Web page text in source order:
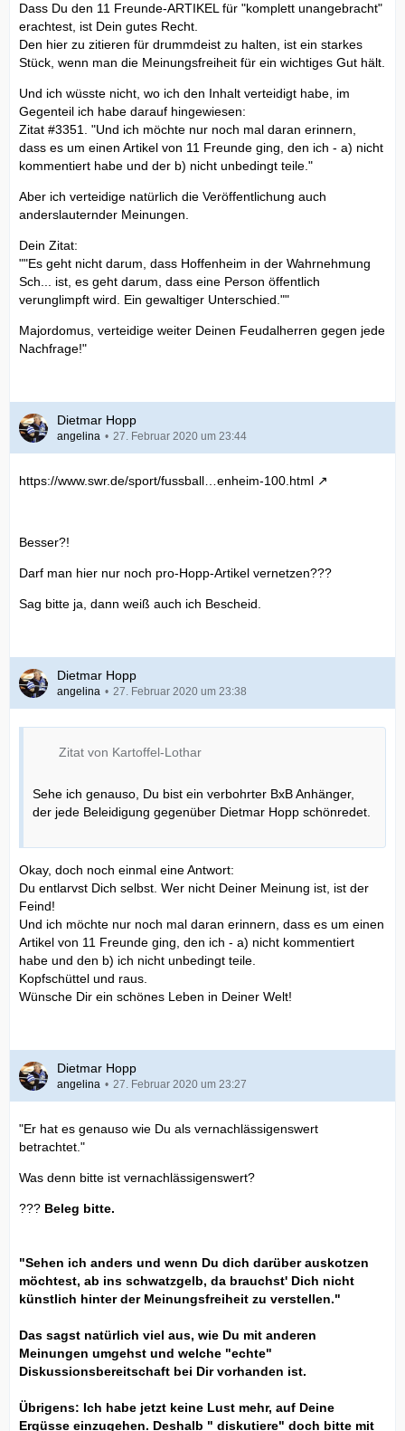
Dass Du den 11 Freunde-ARTIKEL für "komplett unangebracht"
erachtest, ist Dein gutes Recht.
Den hier zu zitieren für drummdeist zu halten, ist ein starkes
Stück, wenn man die Meinungsfreiheit für ein wichtiges Gut hält.
Und ich wüsste nicht, wo ich den Inhalt verteidigt habe, im
Gegenteil ich habe darauf hingewiesen:
Zitat #3351. "Und ich möchte nur noch mal daran erinnern,
dass es um einen Artikel von 11 Freunde ging, den ich - a) nicht
kommentiert habe und der b) nicht unbedingt teile."
Aber ich verteidige natürlich die Veröffentlichung auch
anderslauternder Meinungen.
Dein Zitat:
""Es geht nicht darum, dass Hoffenheim in der Wahrnehmung
Sch... ist, es geht darum, dass eine Person öffentlich
verunglimpft wird. Ein gewaltiger Unterschied.""
Majordomus, verteidige weiter Deinen Feudalherren gegen jede
Nachfrage!"
Dietmar Hopp
angelina 27. Februar 2020 um 23:44
https://www.swr.de/sport/fussball…enheim-100.html
Besser?!
Darf man hier nur noch pro-Hopp-Artikel vernetzen???
Sag bitte ja, dann weiß auch ich Bescheid.
Dietmar Hopp
angelina 27. Februar 2020 um 23:38
Zitat von Kartoffel-Lothar
Sehe ich genauso, Du bist ein verbohrter BxB Anhänger,
der jede Beleidigung gegenüber Dietmar Hopp schönredet.
Okay, doch noch einmal eine Antwort:
Du entlarvst Dich selbst. Wer nicht Deiner Meinung ist, ist der
Feind!
Und ich möchte nur noch mal daran erinnern, dass es um einen
Artikel von 11 Freunde ging, den ich - a) nicht kommentiert
habe und den b) ich nicht unbedingt teile.
Kopfschüttel und raus.
Wünsche Dir ein schönes Leben in Deiner Welt!
Dietmar Hopp
angelina 27. Februar 2020 um 23:27
"Er hat es genauso wie Du als vernachlässigenswert
betrachtet."
Was denn bitte ist vernachlässigenswert?
??? Beleg bitte.
"Sehen ich anders und wenn Du dich darüber auskotzen
möchtest, ab ins schwatzgelb, da brauchst' Dich nicht
künstlich hinter der Meinungsfreiheit zu verstellen."
Das sagst natürlich viel aus, wie Du mit anderen
Meinungen umgehst und welche "echte"
Diskussionsbereitschaft bei Dir vorhanden ist.
Übrigens: Ich habe jetzt keine Lust mehr, auf Deine
Ergüsse einzugehen. Deshalb " diskutiere" doch bitte mit